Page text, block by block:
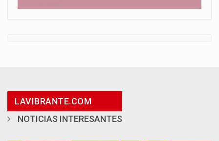
LAVIBRANTE.COM
NOTICIAS INTERESANTES